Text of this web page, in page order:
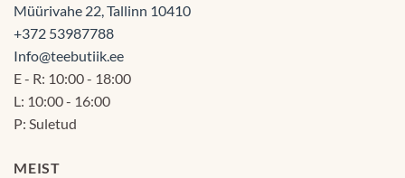
Müürivahe 22, Tallinn 10410
+372 53987788
Info@teebutiik.ee
E - R: 10:00 - 18:00
L: 10:00 - 16:00
P: Suletud
MEIST